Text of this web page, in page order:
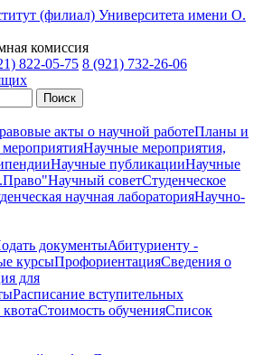
(филиал) Университета имени О.
комиссия
822-05-75 8 (921) 732-26-06
Поиск
акты о научной работеПланы и
Научные мероприятия,
Научные публикацииНаучные
Научный советСтуденческое
научная лабораторияНаучно-
документыАбитуриенту -
курсыПрофориентацияСведения о
для
Расписание вступительных
Стоимость обученияCписок